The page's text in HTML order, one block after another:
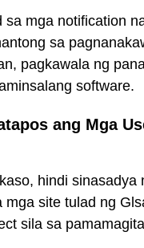
sa mga notification
sa
pagkawala ng
software.
ang Mga
hindi sinasadya
mga site tulad ng
sila sa